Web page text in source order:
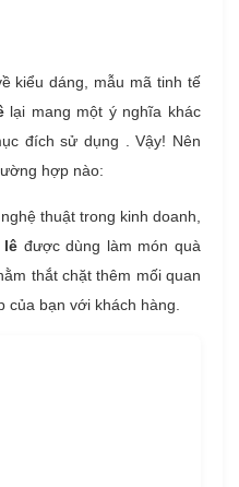
kiểu dáng, mẫu mã tinh tế
lại mang một ý nghĩa khác
đích sử dụng . Vậy! Nên
hợp nào:
thuật trong kinh doanh,
lê được dùng làm món quà
thắt chặt thêm mối quan
bạn với khách hàng.